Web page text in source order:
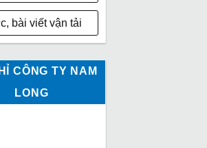
bài viết vận tải
CÔNG TY NAM
LONG